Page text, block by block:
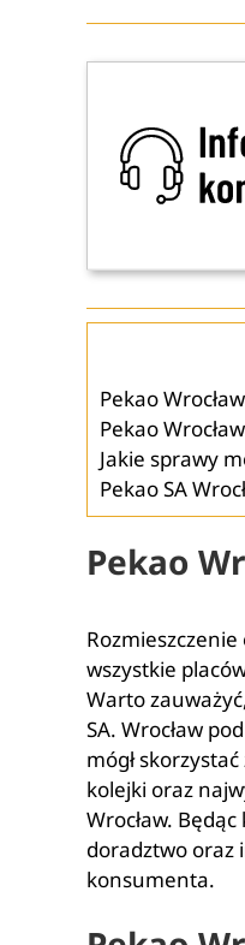
Pekao
Pekao
Jakie sprawy
Pekao SA
Pekao
wszystkie
Warto
SA. Wrocław
mógł
kolejki oraz
Wrocław.
doradztwo oraz
konsumenta.